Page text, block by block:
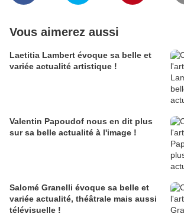
Vous aimerez aussi
Laetitia Lambert évoque sa belle et
variée actualité artistique !
Valentin Papoudof nous en dit plus
sur sa belle actualité à l'image !
Salomé Granelli évoque sa belle et
variée actualité, théâtrale mais aussi
télévisuelle !